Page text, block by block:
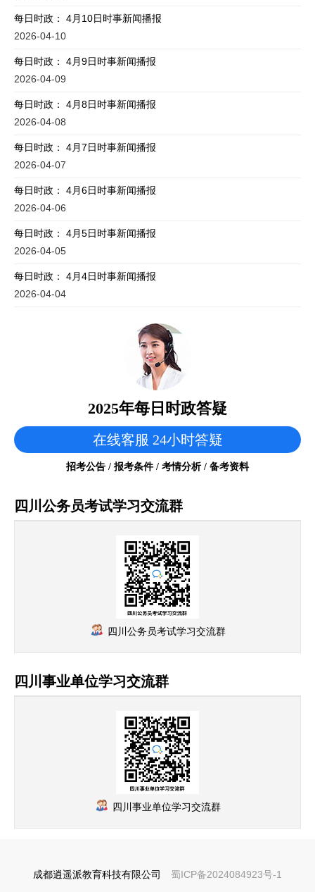
每日时政： 4月10日时事新闻播报
2026-04-10
每日时政： 4月9日时事新闻播报
2026-04-09
每日时政： 4月8日时事新闻播报
2026-04-08
每日时政： 4月7日时事新闻播报
2026-04-07
每日时政： 4月6日时事新闻播报
2026-04-06
每日时政： 4月5日时事新闻播报
2026-04-05
每日时政： 4月4日时事新闻播报
2026-04-04
2025年每日时政答疑
在线客服 24小时答疑
招考公告 / 报考条件 / 考情分析 / 备考资料
四川公务员考试学习交流群
四川公务员考试学习交流群
四川事业单位学习交流群
四川事业单位学习交流群
成都逍遥派教育科技有限公司 蜀ICP备2024084923号-1